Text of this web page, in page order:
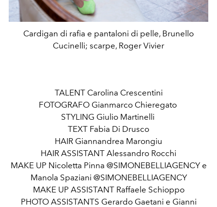
Cardigan di rafia e pantaloni di pelle, Brunello
Cucinelli; scarpe, Roger Vivier
TALENT Carolina Crescentini
FOTOGRAFO Gianmarco Chieregato
STYLING Giulio Martinelli
TEXT Fabia Di Drusco
HAIR Giannandrea Marongiu
HAIR ASSISTANT Alessandro Rocchi
MAKE UP Nicoletta Pinna @SIMONEBELLIAGENCY e
Manola Spaziani @SIMONEBELLIAGENCY
MAKE UP ASSISTANT Raffaele Schioppo
PHOTO ASSISTANTS Gerardo Gaetani e Gianni